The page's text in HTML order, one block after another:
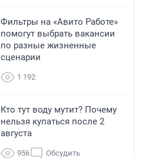
Фильтры на «Авито Работе»
помогут выбрать вакансии
по разные жизненные
сценарии
1 192
Кто тут воду мутит? Почему
нельзя купаться после 2
августа
956 Обсудить